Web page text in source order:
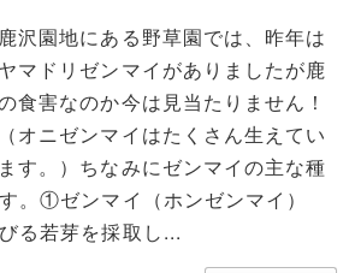
鹿沢園地にある野草園では、昨年は
ヤマドリゼンマイがありましたが鹿
食害なのか今は見当たりません！
（オニゼンマイはたくさん生えてい
ます。）ちなみにゼンマイの主な種
。①ゼンマイ（ホンゼンマイ）
る若芽を採取し...